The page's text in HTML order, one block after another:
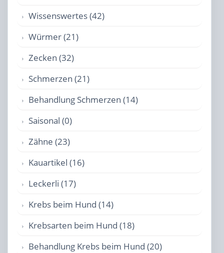
Wissenswertes (42)
Würmer (21)
Zecken (32)
Schmerzen (21)
Behandlung Schmerzen (14)
Saisonal (0)
Zähne (23)
Kauartikel (16)
Leckerli (17)
Krebs beim Hund (14)
Krebsarten beim Hund (18)
Behandlung Krebs beim Hund (20)